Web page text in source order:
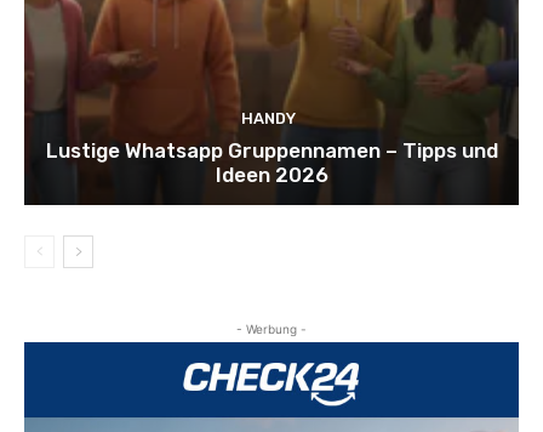
HANDY
Lustige Whatsapp Gruppennamen – Tipps und
Ideen 2026
- Werbung -